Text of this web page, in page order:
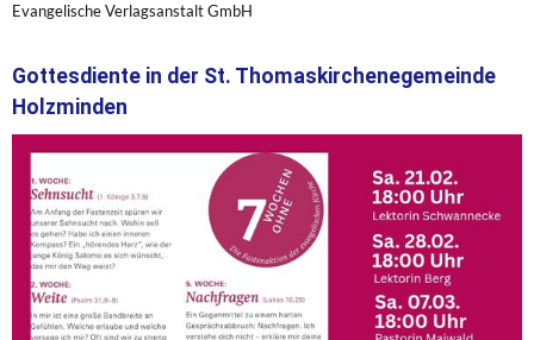
Evangelische Verlagsanstalt GmbH
Gottesdiente in der St. Thomaskirchenegemeinde
Holzminden